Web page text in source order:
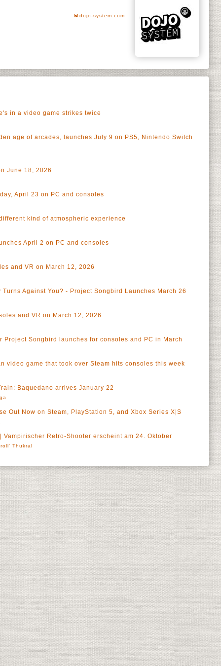
dojo-system.com
in a video game strikes twice
age of arcades, launches July 9 on PS5, Nintendo Switch
June 18, 2026
April 23 on PC and consoles
kind of atmospheric experience
April 2 on PC and consoles
and VR on March 12, 2026
Against You? - Project Songbird Launches March 26
and VR on March 12, 2026
Project Songbird launches for consoles and PC in March
video game that took over Steam hits consoles this week
Baquedano arrives January 22
Out Now on Steam, PlayStation 5, and Xbox Series X|S
Vampirischer Retro-Shooter erscheint am 24. Oktober
Thukral